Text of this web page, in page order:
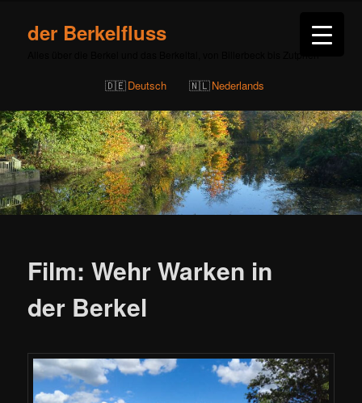
der Berkelfluss
Deutsch Nederlands
Film: Wehr Warken in
der Berkel